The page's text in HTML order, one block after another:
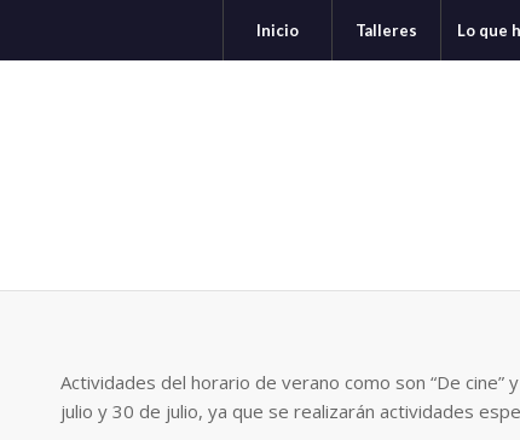
Inicio Talleres Lo que
Actividades del horario de verano como son “De
julio y 30 de julio, ya que se realizarán actividades